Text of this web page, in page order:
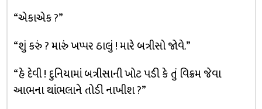
“એકાએક ?”
“શું કરું ? મારું ખપ્પર ઠાલું ! મારે બત્રીસો જોવે.”
“હે દેવી ! દુનિયામાં બત્રીસાની ખોટ પડી કે તું વિક્રમ જેવા
આભના થાંભલાને તોડી નાખીશ ?”